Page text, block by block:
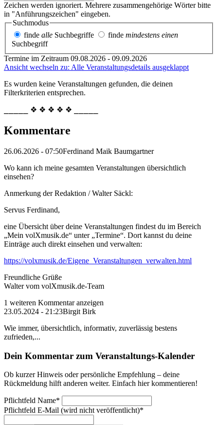
Zeichen werden ignoriert. Mehrere zusammengehörige Wörter bitte
in "Anführungszeichen" eingeben.
Suchmodus
finde alle Suchbegriffe finde mindestens einen
Suchbegriff
Termine im Zeitraum 09.08.2026 - 09.09.2026
Ansicht wechseln zu: Alle Veranstaltungsdetails ausgeklappt
Es wurden keine Veranstaltungen gefunden, die deinen
Filterkriterien entsprechen.
⎯⎯⎯⎯⎯ ❖ ❖ ❖ ❖ ❖ ⎯⎯⎯⎯⎯
Kommentare
26.06.2026 - 07:50Ferdinand Maik Baumgartner
Wo kann ich meine gesamten Veranstaltungen übersichtlich
einsehen?
Anmerkung der Redaktion /Walter Säckl:
Servus Ferdinand,
eine Übersicht über deine Veranstaltungen findest du im Bereich
„Mein volXmusik.de“ unter „Termine“. Dort kannst du deine
Einträge auch direkt einsehen und verwalten:
https://volxmusik.de/Eigene_Veranstaltungen_verwalten.html
Freundliche Grüße
Walter vom volXmusik.de-Team
1 weiteren Kommentar anzeigen
23.05.2024 - 21:23Birgit Birk
Wie immer, übersichtlich, informativ, zuverlässig bestens
zufrieden,...
Dein Kommentar zum Veranstaltungs-Kalender
Ob kurzer Hinweis oder persönliche Empfehlung – deine
Rückmeldung hilft anderen weiter. Einfach hier kommentieren!
Pflichtfeld Name*
Pflichtfeld E-Mail (wird nicht veröffentlicht)*